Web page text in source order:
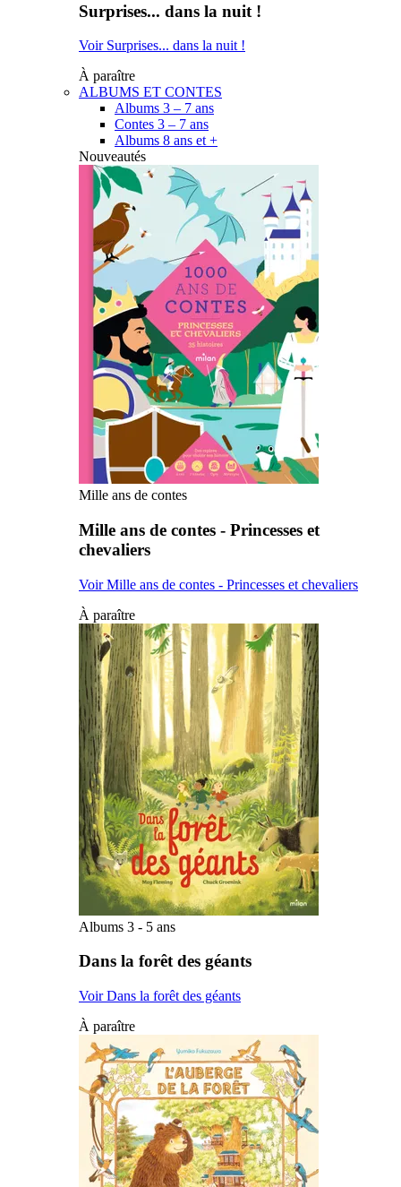
Surprises... dans la nuit !
Voir Surprises... dans la nuit !
À paraître
ALBUMS ET CONTES
Albums 3 – 7 ans
Contes 3 – 7 ans
Albums 8 ans et +
Nouveautés
Mille ans de contes
Mille ans de contes - Princesses et
chevaliers
Voir Mille ans de contes - Princesses et chevaliers
À paraître
Albums 3 - 5 ans
Dans la forêt des géants
Voir Dans la forêt des géants
À paraître